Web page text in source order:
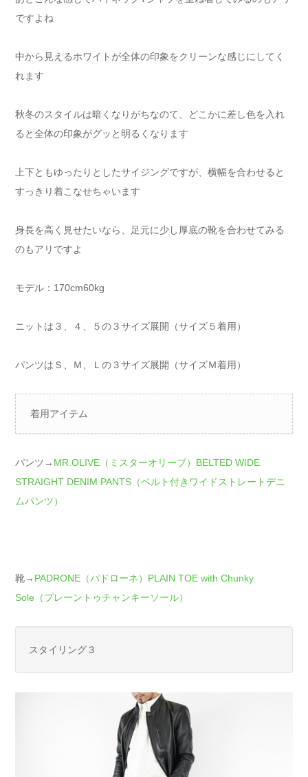
ですよね
中から見えるホワイトが全体の印象をクリーンな感じにしてく
れます
秋冬のスタイルは暗くなりがちなのて、どこかに差し色を入れ
ると全体の印象がグッと明るくなります
上下ともゆったりとしたサイジングですが、横幅を合わせると
すっきり着こなせちゃいます
身長を高く見せたいなら、足元に少し厚底の靴を合わせてみる
のもアリですよ
モデル：170cm60kg
ニットは３、４、５の３サイズ展開（サイズ５着用）
パンツはＳ、Ｍ、Ｌの３サイズ展開（サイズＭ着用）
着用アイテム
パンツ→ MR.OLIVE（ミスターオリーブ）BELTED WIDE
STRAIGHT DENIM PANTS（ベルト付きワイドストレートデニ
ムパンツ）
靴→ PADRONE（パドローネ）PLAIN TOE with Chunky
Sole（プレーントゥチャンキーソール）
スタイリング３